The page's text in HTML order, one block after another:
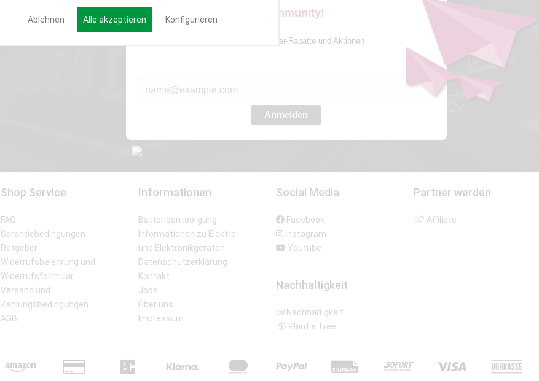
Werde Teil der Miweba Community!
Verpasse nie wieder exklusive Newsletter-Rabatte und Aktionen
Anmelden
Shop Service
FAQ
Garantiebedingungen
Ratgeber
Widerrufsbelehrung und
Widerrufsformular
Versand und
Zahlungsbedingungen
AGB
Informationen
Batterieentsorgung
Informationen zu Elektro-
und Elektronikgeräten
Datenschutzerklärung
Kontakt
Jobs
Über uns
Impressum
Social Media
Facebook
Instagram
Youtube
Nachhaltigkeit
Nachhaltigkeit
Plant a Tree
Partner werden
Affiliate
Ablehnen Alle akzeptieren Konfigurieren